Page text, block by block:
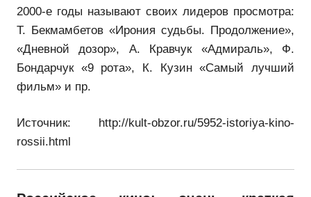
2000-е годы называют своих лидеров просмотра:
Т. Бекмамбетов «Ирония судьбы. Продолжение»,
«Дневной дозор», А. Кравчук «Адмираль», Ф.
Бондарчук «9 рота», К. Кузин «Самый лучший
фильм» и пр.
Источник: http://kult-obzor.ru/5952-istoriya-kino-
rossii.html